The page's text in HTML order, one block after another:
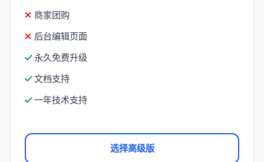
商家团购
后台编辑页面
永久免费升级
文档支持
一年技术支持
选择高级版